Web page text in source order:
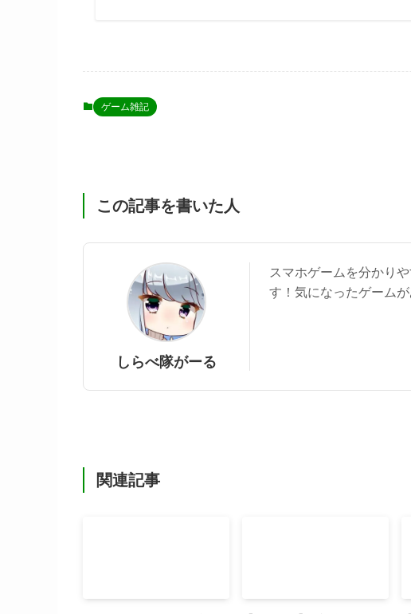
ゲーム雑記
この記事を書いた人
しらべ隊がーる
スマホゲームを分かり
す！気になったゲーム
関連記事